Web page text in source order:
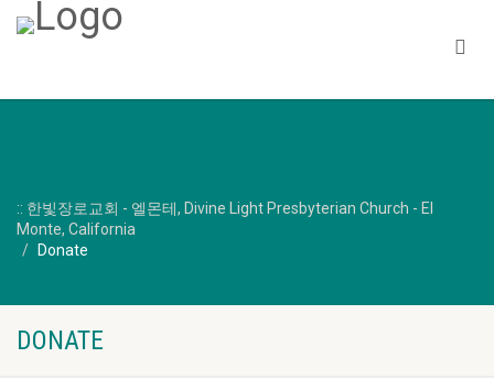
:: 한빛장로교회 - 엘몬테, Divine Light Presbyterian Church - El
Monte, California
Donate
DONATE